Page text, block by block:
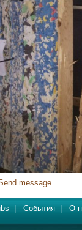
message
События| О